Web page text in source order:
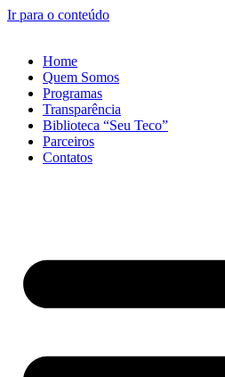
Ir para o conteúdo
Home
Quem Somos
Programas
Transparência
Biblioteca “Seu Teco”
Parceiros
Contatos